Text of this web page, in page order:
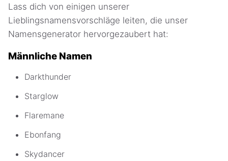
Lass dich von einigen unserer
Lieblingsnamensvorschläge leiten, die unser
Namensgenerator hervorgezaubert hat:
Männliche Namen
Darkthunder
Starglow
Flaremane
Ebonfang
Skydancer